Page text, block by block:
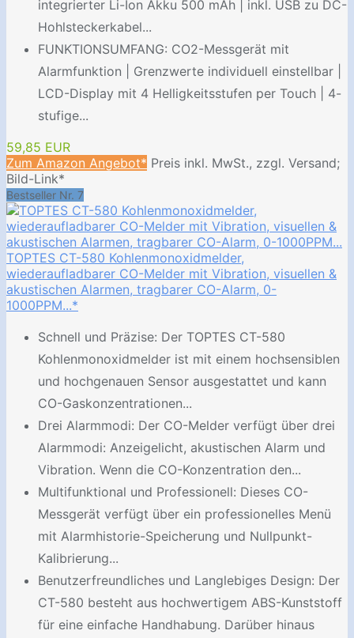
integrierter Li-Ion Akku 500 mAh | inkl. USB zu DC-
Hohlsteckerkabel...
FUNKTIONSUMFANG: CO2-Messgerät mit
Alarmfunktion | Grenzwerte individuell einstellbar |
LCD-Display mit 4 Helligkeitsstufen per Touch | 4-
stufige...
59,85 EUR
Zum Amazon Angebot* Preis inkl. MwSt., zzgl. Versand;
Bild-Link*
Bestseller Nr. 7
TOPTES CT-580 Kohlenmonoxidmelder,
wiederaufladbarer CO-Melder mit Vibration, visuellen &
akustischen Alarmen, tragbarer CO-Alarm, 0-
1000PPM...*
Schnell und Präzise: Der TOPTES CT-580
Kohlenmonoxidmelder ist mit einem hochsensiblen
und hochgenauen Sensor ausgestattet und kann
CO-Gaskonzentrationen...
Drei Alarmmodi: Der CO-Melder verfügt über drei
Alarmmodi: Anzeigelicht, akustischen Alarm und
Vibration. Wenn die CO-Konzentration den...
Multifunktional und Professionell: Dieses CO-
Messgerät verfügt über ein professionelles Menü
mit Alarmhistorie-Speicherung und Nullpunkt-
Kalibrierung...
Benutzerfreundliches und Langlebiges Design: Der
CT-580 besteht aus hochwertigem ABS-Kunststoff
für eine einfache Handhabung. Darüber hinaus